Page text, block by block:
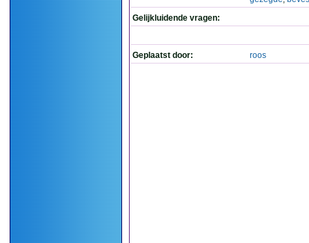
Gelijkluidende vragen:
Geplaatst door: roos